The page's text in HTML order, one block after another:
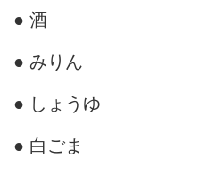
● 酒
● みりん
● しょうゆ
● 白ごま